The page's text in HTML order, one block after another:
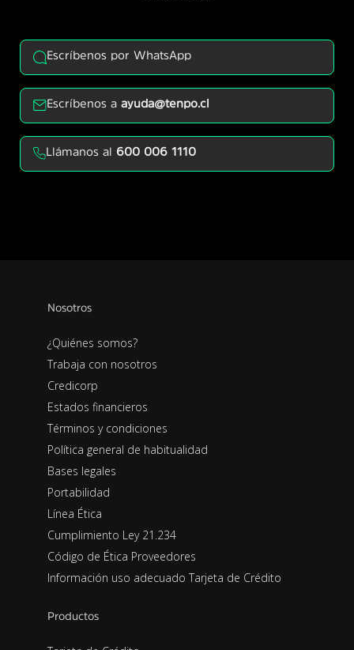
Escríbenos por WhatsApp
Escríbenos aayuda@tenpo.cl
Llámanos al 600 006 1110
Nosotros
¿Quiénes somos?
Trabaja con nosotros
Credicorp
Estados financieros
Términos y condiciones
Política general de habitualidad
Bases legales
Portabilidad
Línea Ética
Cumplimiento Ley 21.234
Código de Ética Proveedores
Información uso adecuado Tarjeta de Crédito
Productos